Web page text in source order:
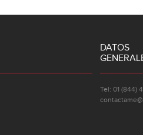
DATOS
Tel: 01 (844)